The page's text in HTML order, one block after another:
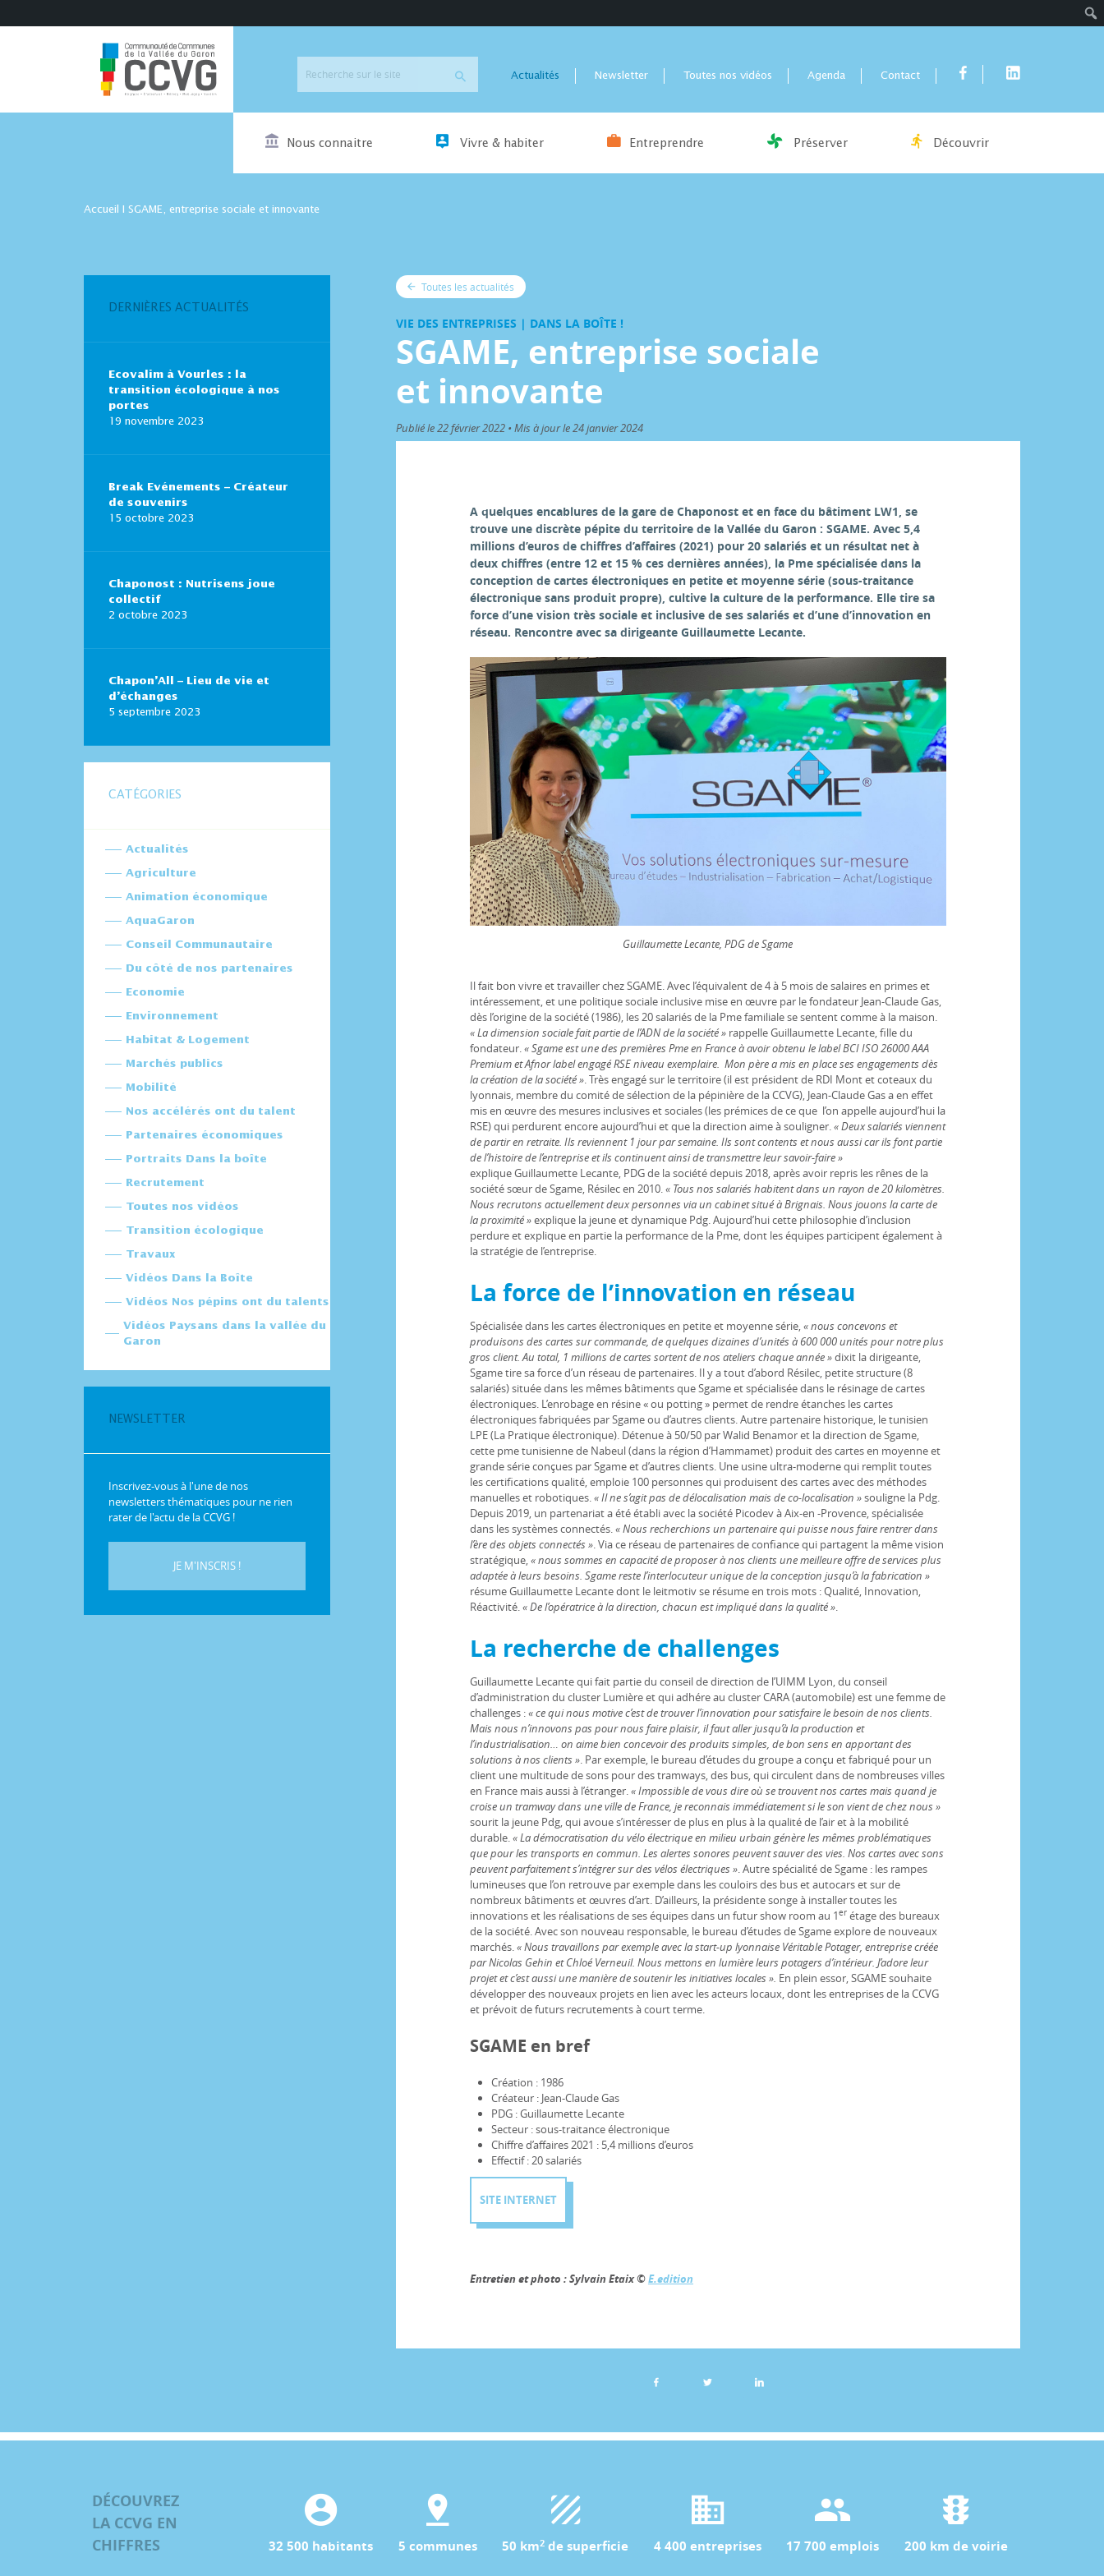
Actualités Newsletter Toutes nos vidéos Agenda Contact
Nous connaitre Vivre & habiter Entreprendre Préserver Découvrir
Accueil SGAME, entreprise sociale et innovante
DERNIÈRES ACTUALITÉS
Ecovalim à Vourles : la
transition écologique à nos
portes
19 novembre 2023
Break Evénements – Créateur
de souvenirs
15 octobre 2023
Chaponost : Nutrisens joue
collectif
2 octobre 2023
Chapon’All – Lieu de vie et
d’échanges
5 septembre 2023
CATÉGORIES
Actualités
Agriculture
Animation économique
AquaGaron
Conseil Communautaire
Du côté de nos partenaires
Economie
Environnement
Habitat & Logement
Marchés publics
Mobilité
Nos accélérés ont du talent
Partenaires économiques
Portraits Dans la boîte
Recrutement
Toutes nos vidéos
Transition écologique
Travaux
Vidéos Dans la Boîte
Vidéos Nos pépins ont du talents
Vidéos Paysans dans la vallée du
Garon
NEWSLETTER
Inscrivez-vous à l'une de nos
newsletters thématiques pour ne rien
rater de l'actu de la CCVG !
JE M'INSCRIS !
Toutes les actualités
VIE DES ENTREPRISES | DANS LA BOÎTE !
SGAME, entreprise sociale
et innovante
Publié le 22 février 2022 • Mis à jour le 24 janvier 2024
A quelques encablures de la gare de Chaponost et en face du bâtiment LW1, se
trouve une discrète pépite du territoire de la Vallée du Garon : SGAME. Avec 5,4
millions d’euros de chiffres d’affaires (2021) pour 20 salariés et un résultat net à
deux chiffres (entre 12 et 15 % ces dernières années), la Pme spécialisée dans la
conception de cartes électroniques en petite et moyenne série (sous-traitance
électronique sans produit propre), cultive la culture de la performance. Elle tire sa
force d’une vision très sociale et inclusive de ses salariés et d’une d’innovation en
réseau. Rencontre avec sa dirigeante Guillaumette Lecante.
Guillaumette Lecante, PDG de Sgame
Il fait bon vivre et travailler chez SGAME. Avec l’équivalent de 4 à 5 mois de salaires en primes et
intéressement, et une politique sociale inclusive mise en œuvre par le fondateur Jean-Claude Gas,
dès l’origine de la société (1986), les 20 salariés de la Pme familiale se sentent comme à la maison.
« La dimension sociale fait partie de l’ADN de la société »rappelle Guillaumette Lecante, fille du
fondateur.« Sgame est une des premières Pme en France à avoir obtenu le label BCI ISO 26000 AAA
Premium et Afnor label engagé RSE niveau exemplaire. Mon père a mis en place ses engagements dès
la création de la société ». Très engagé sur le territoire (il est président de RDI Mont et coteaux du
lyonnais, membre du comité de sélection de la pépinière de la CCVG), Jean-Claude Gas a en effet
mis en œuvre des mesures inclusives et sociales (les prémices de ce que l’on appelle aujourd’hui la
RSE) qui perdurent encore aujourd’hui et que la direction aime à souligner.« Deux salariés viennent
de partir en retraite. Ils reviennent 1 jour par semaine. Ils sont contents et nous aussi car ils font partie
de l’histoire de l’entreprise et ils continuent ainsi de transmettre leur savoir-faire »
explique Guillaumette Lecante, PDG de la société depuis 2018, après avoir repris les rênes de la
société sœur de Sgame, Résilec en 2010.« Tous nos salariés habitent dans un rayon de 20 kilomètres.
Nous recrutons actuellement deux personnes via un cabinet situé à Brignais. Nous jouons la carte de
la proximité »explique la jeune et dynamique Pdg. Aujourd’hui cette philosophie d’inclusion
perdure et explique en partie la performance de la Pme, dont les équipes participent également à
la stratégie de l’entreprise.
La force de l’innovation en réseau
Spécialisée dans les cartes électroniques en petite et moyenne série,« nous concevons et
produisons des cartes sur commande, de quelques dizaines d’unités à 600 000 unités pour notre plus
gros client. Au total, 1 millions de cartes sortent de nos ateliers chaque année »dixit la dirigeante,
Sgame tire sa force d’un réseau de partenaires. Il y a tout d’abord Résilec, petite structure (8
salariés) située dans les mêmes bâtiments que Sgame et spécialisée dans le résinage de cartes
électroniques. L’enrobage en résine « ou potting » permet de rendre étanches les cartes
électroniques fabriquées par Sgame ou d’autres clients. Autre partenaire historique, le tunisien
LPE (La Pratique électronique). Détenue à 50/50 par Walid Benamor et la direction de Sgame,
cette pme tunisienne de Nabeul (dans la région d’Hammamet) produit des cartes en moyenne et
grande série conçues par Sgame et d’autres clients. Une usine ultra-moderne qui remplit toutes
les certifications qualité, emploie 100 personnes qui produisent des cartes avec des méthodes
manuelles et robotiques.« Il ne s’agit pas de délocalisation mais de co-localisation »souligne la Pdg.
Depuis 2019, un partenariat a été établi avec la société Picodev à Aix-en -Provence, spécialisée
dans les systèmes connectés.« Nous recherchions un partenaire qui puisse nous faire rentrer dans
l’ère des objets connectés ». Via ce réseau de partenaires de confiance qui partagent la même vision
stratégique,« nous sommes en capacité de proposer à nos clients une meilleure offre de services plus
adaptée à leurs besoins. Sgame reste l’interlocuteur unique de la conception jusqu’à la fabrication »
résume Guillaumette Lecante dont le leitmotiv se résume en trois mots : Qualité, Innovation,
Réactivité.« De l’opératrice à la direction, chacun est impliqué dans la qualité ».
La recherche de challenges
Guillaumette Lecante qui fait partie du conseil de direction de l’UIMM Lyon, du conseil
d’administration du cluster Lumière et qui adhére au cluster CARA (automobile) est une femme de
challenges :« ce qui nous motive c’est de trouver l’innovation pour satisfaire le besoin de nos clients.
Mais nous n’innovons pas pour nous faire plaisir, il faut aller jusqu’à la production et
l’industrialisation… on aime bien concevoir des produits simples, de bon sens en apportant des
solutions à nos clients ». Par exemple, le bureau d’études du groupe a conçu et fabriqué pour un
client une multitude de sons pour des tramways, des bus, qui circulent dans de nombreuses villes
en France mais aussi à l’étranger.« Impossible de vous dire où se trouvent nos cartes mais quand je
croise un tramway dans une ville de France, je reconnais immédiatement si le son vient de chez nous »
sourit la jeune Pdg, qui avoue s’intéresser de plus en plus à la qualité de l’air et à la mobilité
durable.« La démocratisation du vélo électrique en milieu urbain génère les mêmes problématiques
que pour les transports en commun. Les alertes sonores peuvent sauver des vies. Nos cartes avec sons
peuvent parfaitement s’intégrer sur des vélos électriques ». Autre spécialité de Sgame : les rampes
lumineuses que l’on retrouve par exemple dans les couloirs des bus et autocars et sur de
nombreux bâtiments et œuvres d’art. D’ailleurs, la présidente songe à installer toutes les
innovations et les réalisations de ses équipes dans un futur show room au 1erétage des bureaux
de la société. Avec son nouveau responsable, le bureau d’études de Sgame explore de nouveaux
marchés.« Nous travaillons par exemple avec la start-up lyonnaise Véritable Potager, entreprise créée
par Nicolas Gehin et Chloé Verneuil. Nous mettons en lumière leurs potagers d’intérieur. J’adore leur
projet et c’est aussi une manière de soutenir les initiatives locales ». En plein essor, SGAME souhaite
développer des nouveaux projets en lien avec les acteurs locaux, dont les entreprises de la CCVG
et prévoit de futurs recrutements à court terme.
SGAME en bref
Création : 1986
Créateur : Jean-Claude Gas
PDG : Guillaumette Lecante
Secteur : sous-traitance électronique
Chiffre d’affaires 2021 : 5,4 millions d’euros
Effectif : 20 salariés
SITE INTERNET
Entretien et photo : Sylvain Etaix ©E.edition
DÉCOUVREZ
LA CCVG EN
CHIFFRES
32 500 habitants 5 communes 50 km2 de superficie 4 400 entreprises 17 700 emplois 200 km de voirie